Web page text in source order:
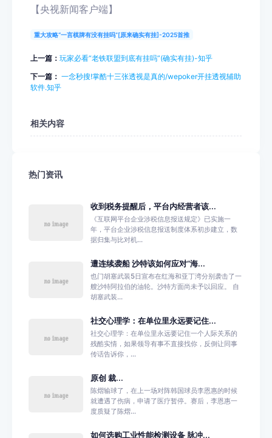
【央视新闻客户端】
重大攻略“一言棋牌有没有挂吗”[原来确实有挂]-2025首推
上一篇： 玩家必看“老铁联盟到底有挂吗”(确实有挂)-知乎
下一篇： 一念秒搜!掌酷十三张透视是真的/wepoker开挂透视辅助
软件.知乎
相关内容
热门资讯
收到税务提醒后，平台内经营者该...
《互联网平台企业涉税信息报送规定》已实施一
年，平台企业涉税信息报送制度体系初步建立，数
据归集与比对机...
遭连续袭船 沙特该如何应对“海...
也门胡塞武装5日宣布在红海和亚丁湾分别袭击了一
艘沙特阿拉伯的油轮。沙特方面尚未予以回应。 自
胡塞武装...
社交心理学：在单位里永远要记住...
社交心理学：在单位里永远要记住一个人际关系的
残酷实情，如果领导有事不直接找你，反倒让同事
传话告诉你，...
原创 裁...
陈熠输球了，在上一场对阵韩国球员李恩惠的时候
就遭遇了伤病，申请了医疗暂停。赛后，李恩惠一
度质疑了陈熠...
如何选购工业性能检测设备 脉冲...